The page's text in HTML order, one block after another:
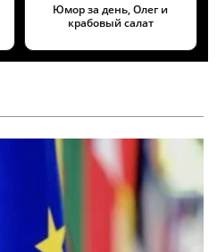
Юмор за день, Олег и
крабовый салат